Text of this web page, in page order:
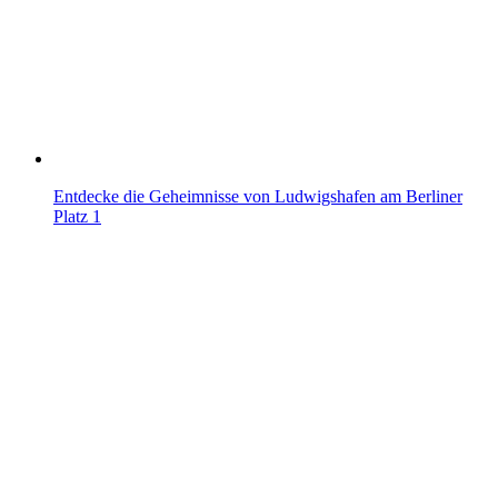
Entdecke die Geheimnisse von Ludwigshafen am Berliner
Platz 1